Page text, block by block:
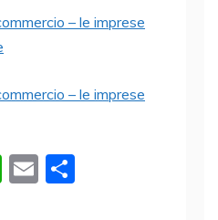
– le imprese
– le imprese
W E